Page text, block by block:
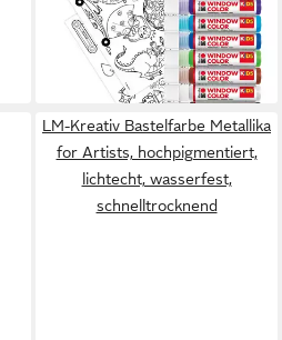
sortiert
25,31 €
(101,24 €/ 1 l)
lieferbar - in 2-3 Werktagen bei dir
LM-Kreativ Bastelfarbe Metallika
for Artists, hochpigmentiert,
lichtecht, wasserfest,
schnelltrocknend